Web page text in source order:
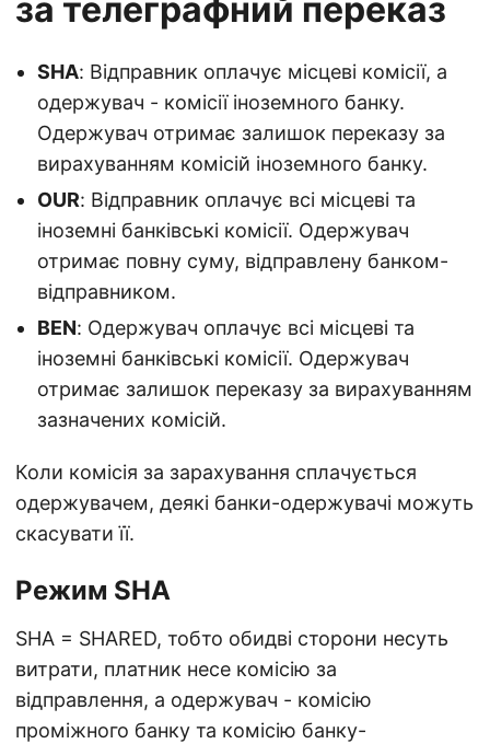
за телеграфний переказ
SHA: Відправник оплачує місцеві комісії, а
одержувач - комісії іноземного банку.
Одержувач отримає залишок переказу за
вирахуванням комісій іноземного банку.
OUR: Відправник оплачує всі місцеві та
іноземні банківські комісії. Одержувач
отримає повну суму, відправлену банком-
відправником.
BEN: Одержувач оплачує всі місцеві та
іноземні банківські комісії. Одержувач
отримає залишок переказу за вирахуванням
зазначених комісій.
Коли комісія за зарахування сплачується
одержувачем, деякі банки-одержувачі можуть
скасувати її.
Режим SHA
SHA = SHARED, тобто обидві сторони несуть
витрати, платник несе комісію за
відправлення, а одержувач - комісію
проміжного банку та комісію банку-